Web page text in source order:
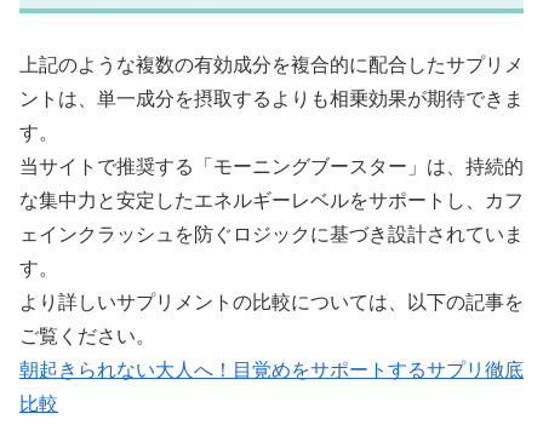
上記のような複数の有効成分を複合的に配合したサプリメ
ントは、単一成分を摂取するよりも相乗効果が期待できま
す。
当サイトで推奨する「モーニングブースター」は、持続的
な集中力と安定したエネルギーレベルをサポートし、カフ
ェインクラッシュを防ぐロジックに基づき設計されていま
す。
より詳しいサプリメントの比較については、以下の記事を
ご覧ください。
朝起きられない大人へ！目覚めをサポートするサプリ徹底
比較